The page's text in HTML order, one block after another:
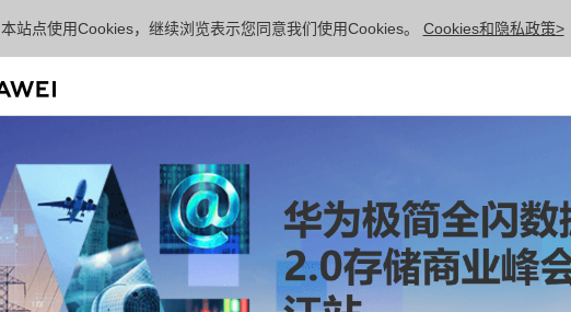
本站点使用Cookies，继续浏览表示您同意我们使用Cookies。 Cookies和隐私政策>